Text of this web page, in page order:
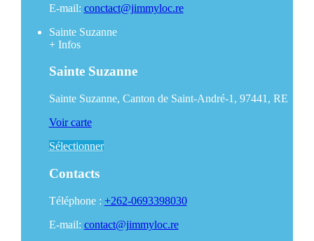
E-mail: conctact@jimmyloc.re
Sainte Suzanne
+Infos
Sainte Suzanne
Sainte Suzanne, Canton de Saint-André-1, 97441, RE
Voir carte
Sélectionner
Contacts
Téléphone : +262-0693398030
E-mail: contact@jimmyloc.re